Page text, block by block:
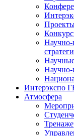
Научно-
Научно-
Интерэкспо
Атмосфера